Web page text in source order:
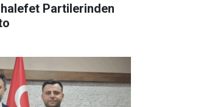
Partilerinden